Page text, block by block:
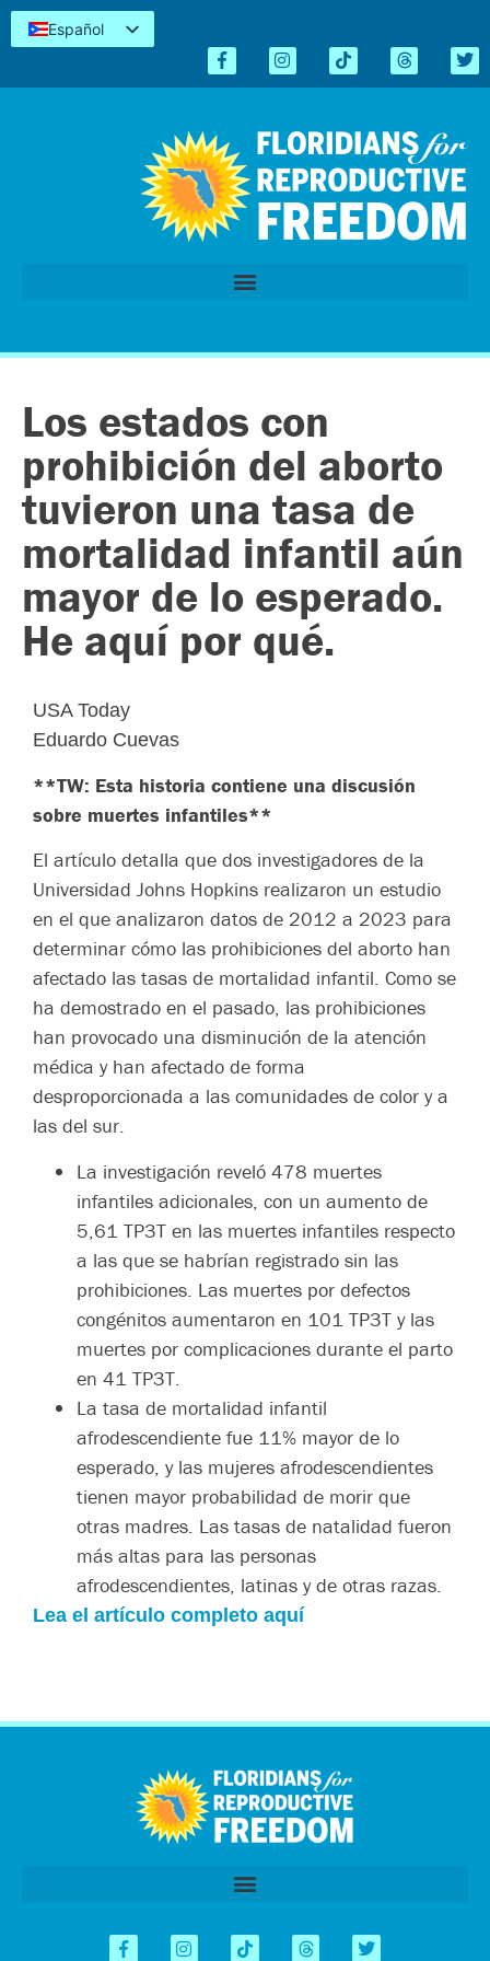
Español
Kreyòl
Los estados con
prohibición del aborto
tuvieron una tasa de
mortalidad infantil aún
mayor de lo esperado.
He aquí por qué.
USA Today
Eduardo Cuevas
**TW: Esta historia contiene una discusión
sobre muertes infantiles**
El artículo detalla que dos investigadores de la
Universidad Johns Hopkins realizaron un estudio
en el que analizaron datos de 2012 a 2023 para
determinar cómo las prohibiciones del aborto han
afectado las tasas de mortalidad infantil. Como se
ha demostrado en el pasado, las prohibiciones
han provocado una disminución de la atención
médica y han afectado de forma
desproporcionada a las comunidades de color y a
las del sur.
La investigación reveló 478 muertes
infantiles adicionales, con un aumento de
5,61 TP3T en las muertes infantiles respecto
a las que se habrían registrado sin las
prohibiciones. Las muertes por defectos
congénitos aumentaron en 101 TP3T y las
muertes por complicaciones durante el parto
en 41 TP3T.
La tasa de mortalidad infantil
afrodescendiente fue 11% mayor de lo
esperado, y las mujeres afrodescendientes
tienen mayor probabilidad de morir que
otras madres. Las tasas de natalidad fueron
más altas para las personas
afrodescendientes, latinas y de otras razas.
Lea el artículo completo aquí
Kreyòl
اردو